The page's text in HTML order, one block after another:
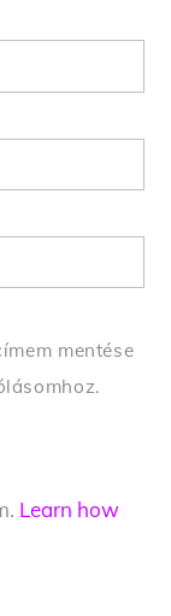
mentése
Learn how